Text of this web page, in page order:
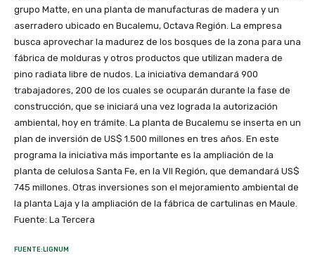
grupo Matte, en una planta de manufacturas de madera y un
aserradero ubicado en Bucalemu, Octava Región. La empresa
busca aprovechar la madurez de los bosques de la zona para una
fábrica de molduras y otros productos que utilizan madera de
pino radiata libre de nudos. La iniciativa demandará 900
trabajadores, 200 de los cuales se ocuparán durante la fase de
construcción, que se iniciará una vez lograda la autorización
ambiental, hoy en trámite. La planta de Bucalemu se inserta en un
plan de inversión de US$ 1.500 millones en tres años. En este
programa la iniciativa más importante es la ampliación de la
planta de celulosa Santa Fe, en la VII Región, que demandará US$
745 millones. Otras inversiones son el mejoramiento ambiental de
la planta Laja y la ampliación de la fábrica de cartulinas en Maule.
Fuente: La Tercera
FUENTE:LIGNUM